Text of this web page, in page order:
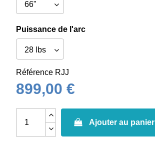
Puissance de l'arc
Référence RJJ
899,00 €
Ajouter au panier